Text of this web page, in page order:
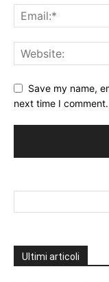
Save my name,
next time I comment.
Ultimi articoli